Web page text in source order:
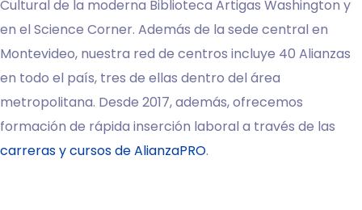
Cultural de la moderna Biblioteca Artigas Washington y
en el Science Corner. Además de la sede central en
Montevideo, nuestra red de centros incluye 40 Alianzas
en todo el país, tres de ellas dentro del área
metropolitana. Desde 2017, además, ofrecemos
formación de rápida inserción laboral a través de las
carreras y cursos de AlianzaPRO.